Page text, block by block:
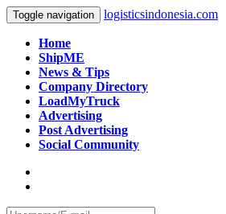
Toggle navigation logisticsindonesia.com
Home
ShipME
News & Tips
Company Directory
LoadMyTruck
Advertising
Post Advertising
Social Community